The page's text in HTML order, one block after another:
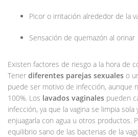
Picor o irritación alrededor de la
Sensación de quemazón al orinar
Existen factores de riesgo a la hora de
Tener diferentes parejas sexuales o
puede ser motivo de infección, aunque
100%. Los lavados vaginales pueden
infección, ya que la vagina se limpia
enjuagarla con agua u otros productos.
equilibrio sano de las bacterias de la